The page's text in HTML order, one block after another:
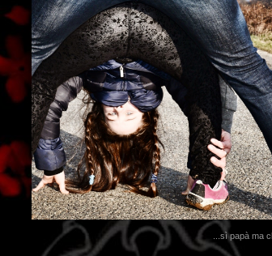
...sì papà ma
...dai non perdere